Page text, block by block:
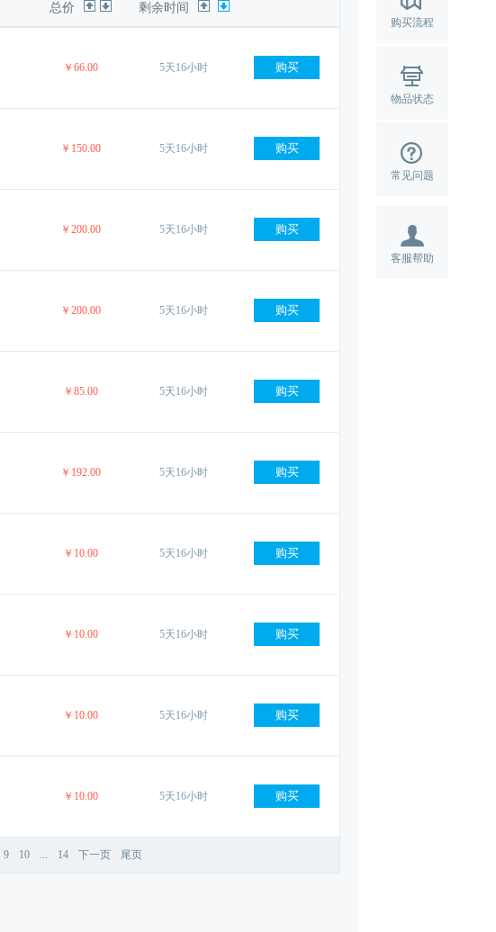
购买流程
物品状态
常见问题
客服帮助
总价 剩余时间
￥66.00 5天16小时
￥150.00 5天16小时
￥200.00 5天16小时
￥200.00 5天16小时
￥85.00 5天16小时
￥192.00 5天16小时
￥10.00 5天16小时
￥10.00 5天16小时
￥10.00 5天16小时
￥10.00 5天16小时
9 10 ... 14 下一页 尾页